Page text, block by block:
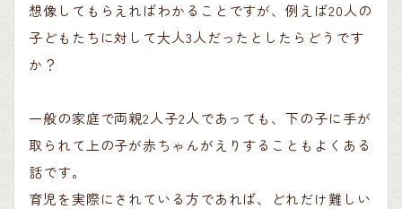
想像してもらえればわかることですが、例えば20人の
子どもたちに対して大人3人だったとしたらどうです
か？
一般の家庭で両親2人子2人であっても、下の子に手が
取られて上の子が赤ちゃんがえりすることもよくある
話です。
育児を実際にされている方であれば、どれだけ難しい